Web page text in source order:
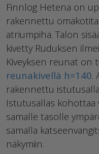
Finnlog Hetena on
rakennettu
atriumpiha. Talon
kivetty Ruduksen
Kiveyksen reunat on
reunakivellä h=140.
rakennettu
Istutusallas kohottaa
samalle tasolle
samalla
näkymiin.